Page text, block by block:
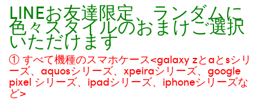
LINEお友達限定、ランダムに
色々スタイルのおまけご選択
いただけます
① すべて機種のスマホケース<galaxy zとaとsシリ
ーズ、aquosシリーズ、xpeiraシリーズ、google
pixel シリーズ、ipadシリーズ、iphoneシリーズな
ど>